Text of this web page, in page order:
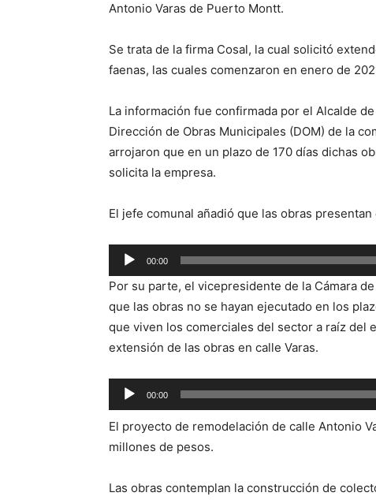
Antonio Varas de Puerto Montt.
Se trata de la firma Cosal, la cual solicitó
faenas, las cuales comenzaron en enero de
La información fue confirmada por el Alcalde
Dirección de Obras Municipales (DOM) de la
arrojaron que en un plazo de 170 días dichas
solicita la empresa.
El jefe comunal añadió que las obras
Reproductor
de
audio
00:00
Por su parte, el vicepresidente de la Cámara
que las obras no se hayan ejecutado en los
que viven los comerciales del sector a raíz del
extensión de las obras en calle Varas.
Reproductor
de
audio
00:00
El proyecto de remodelación de calle Antonio
millones de pesos.
Las obras contemplan la construcción de